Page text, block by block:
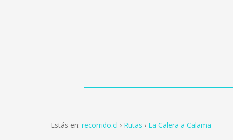
Estás en: recorrido.cl Rutas La Calera a Calama